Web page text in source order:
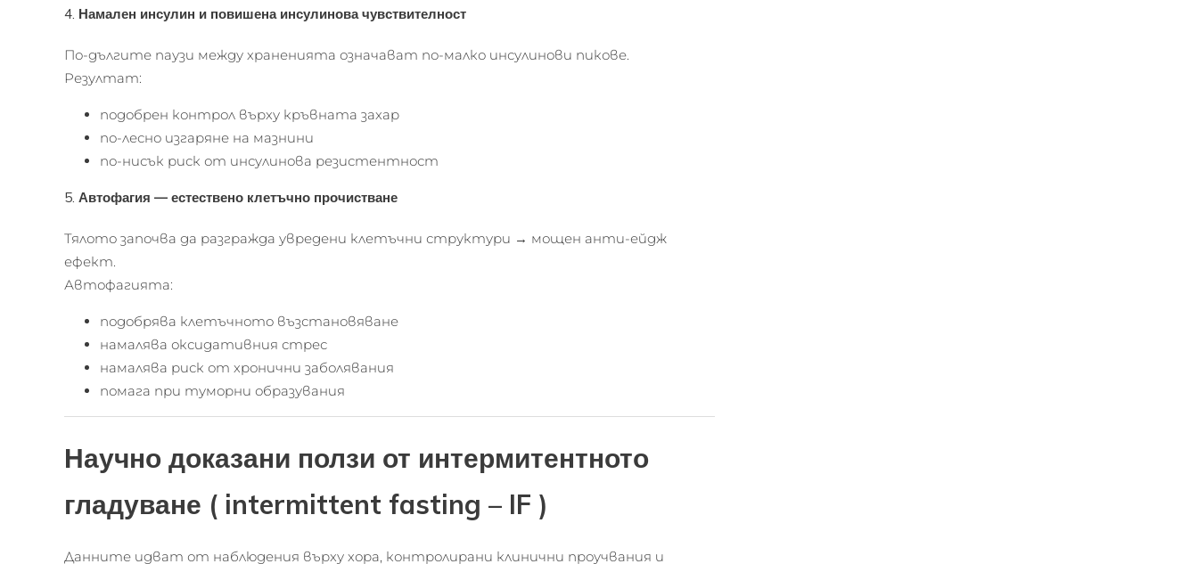
4. Намален инсулин и повишена инсулинова чувствителност
По-дългите паузи между храненията означават по-малко инсулинови пикове.
Резултат:
подобрен контрол върху кръвната захар
по-лесно изгаряне на мазнини
по-нисък риск от инсулинова резистентност
5. Автофагия — естествено клетъчно прочистване
Тялото започва да разгражда увредени клетъчни структури → мощен анти-ейдж
ефект.
Автофагията:
подобрява клетъчното възстановяване
намалява оксидативния стрес
намалява риск от хронични заболявания
помага при туморни образувания
Научно доказани ползи от интермитентното
гладуване ( intermittent fasting – IF )
Данните идват от наблюдения върху хора, контролирани клинични проучвания и